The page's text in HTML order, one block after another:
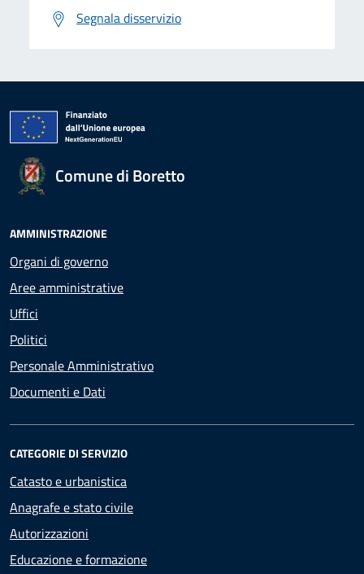
Segnala disservizio
Comune di Boretto
AMMINISTRAZIONE
Organi di governo
Aree amministrative
Uffici
Politici
Personale Amministrativo
Documenti e Dati
CATEGORIE DI SERVIZIO
Catasto e urbanistica
Anagrafe e stato civile
Autorizzazioni
Educazione e formazione